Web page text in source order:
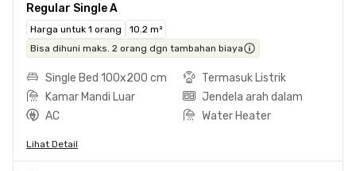
Regular Single A
Harga untuk 1 orang
10.2 m²
Bisa dihuni maks. 2 orang dgn tambahan biaya
Single Bed 100x200 cm
Termasuk Listrik
Kamar Mandi Luar
Jendela arah dalam
AC
Water Heater
Lihat Detail